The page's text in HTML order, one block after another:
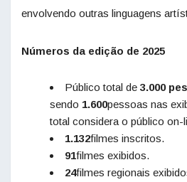
envolvendo outras linguagens
Números da edição de 2025
Público total de 3.000
sendo 1.600pessoas nas
total considera o público on-
1.132filmes inscritos.
91filmes exibidos.
24filmes regionais